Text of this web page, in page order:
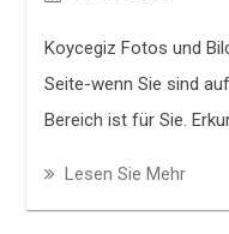
Koycegiz Fotos und
Seite-wenn Sie sind
Bereich ist für Sie.
Lesen Sie Mehr